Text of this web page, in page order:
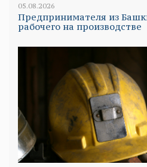
05.08.2026
Предпринимателя из
рабочего на производстве